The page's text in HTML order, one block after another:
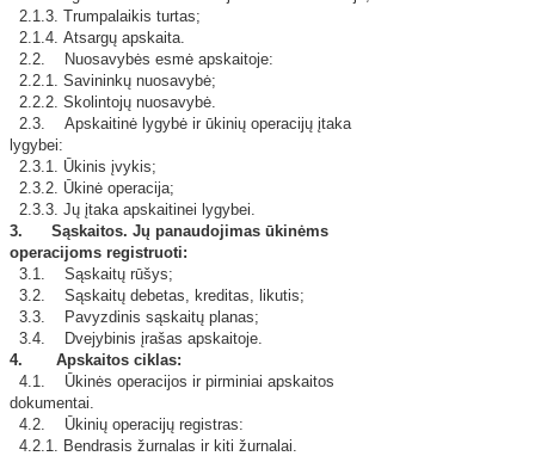
2.1.3. Trumpalaikis turtas;
2.1.4. Atsargų apskaita.
2.2. Nuosavybės esmė apskaitoje:
2.2.1. Savininkų nuosavybė;
2.2.2. Skolintojų nuosavybė.
2.3. Apskaitinė lygybė ir ūkinių operacijų įtaka
lygybei:
2.3.1. Ūkinis įvykis;
2.3.2. Ūkinė operacija;
2.3.3. Jų įtaka apskaitinei lygybei.
3.
Sąskaitos. Jų panaudojimas ūkinėms
operacijoms registruoti:
3.1. Sąskaitų rūšys;
3.2. Sąskaitų debetas, kreditas, likutis;
3.3. Pavyzdinis sąskaitų planas;
3.4. Dvejybinis įrašas apskaitoje.
4. Apskaitos ciklas:
4.1. Ūkinės operacijos ir pirminiai apskaitos
dokumentai.
4.2. Ūkinių operacijų registras:
4.2.1. Bendrasis žurnalas ir kiti žurnalai.